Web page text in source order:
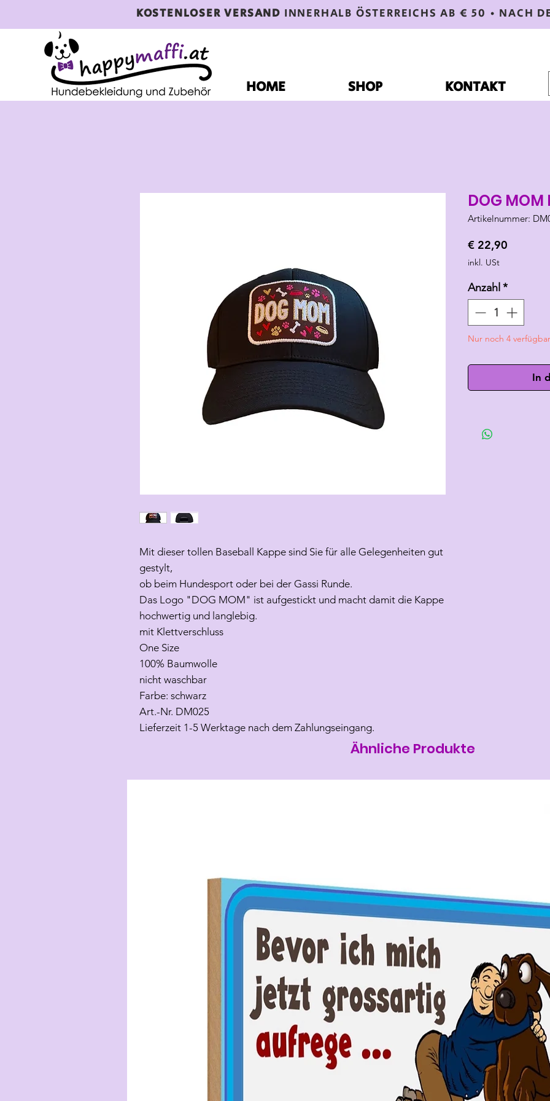
KOSTENLOSER VERSAND INNERHALB ÖSTERREICHS AB € 50 • NACH
HOME SHOP KONTAKT
Mit dieser tollen Baseball Kappe sind Sie für alle Gelegenheiten gut
gestylt,
ob beim Hundesport oder bei der Gassi Runde.
Das Logo "DOG MOM" ist aufgestickt und macht damit die Kappe
hochwertig und langlebig.
mit Klettverschluss
One Size
100% Baumwolle
nicht waschbar
Farbe: schwarz
Art.-Nr. DM025
Lieferzeit 1-5 Werktage nach dem Zahlungseingang.
DOG
Artikelnummer:
€ 22,90
inkl. USt
Anzahl *
Nur noch 4 verfügbar
In
Ähnliche Produkte